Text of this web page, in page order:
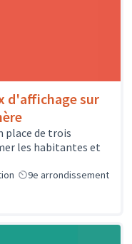
d'affichage sur
place de trois
les habitantes et
9e arrondissement